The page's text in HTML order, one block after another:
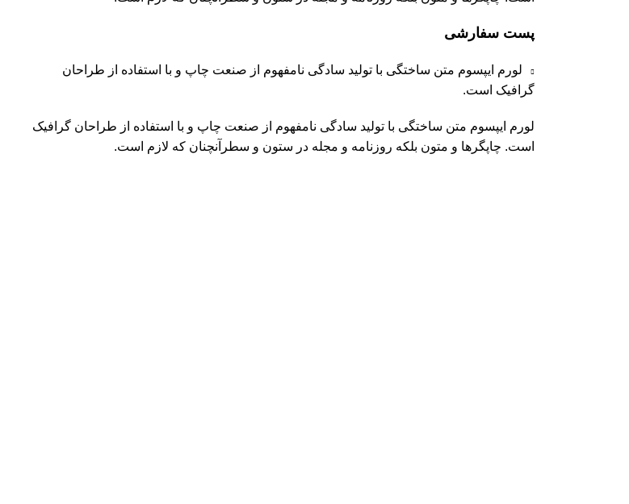
پست سفارشی
لورم ایپسوم متن ساختگی با تولید سادگی نامفهوم از صنعت چاپ و با استفاده از طراحان
گرافیک است.
لورم ایپسوم متن ساختگی با تولید سادگی نامفهوم از صنعت چاپ و با استفاده از طراحان گرافیک
است. چاپگرها و متون بلکه روزنامه و مجله در ستون و سطرآنچنان که لازم است.